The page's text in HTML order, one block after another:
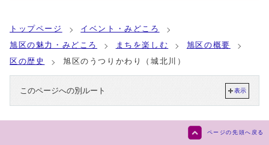
トップページ
イベント・みどころ
旭区の魅力・みどころ
まちを楽しむ
旭区の概要
区の歴史
旭区のうつりかわり（城北川）
このページへの別ルート 表示
ページの先頭へ戻る